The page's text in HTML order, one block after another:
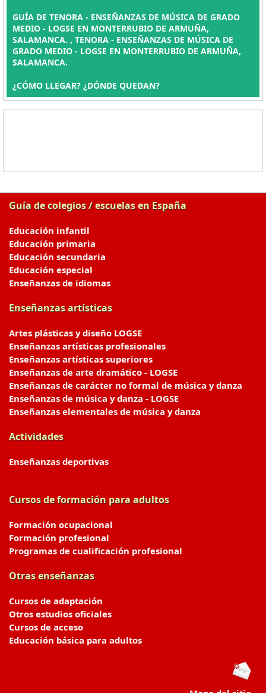
GUÍA DE TENORA - ENSEÑANZAS DE MÚSICA DE GRADO
MEDIO - LOGSE EN MONTERRUBIO DE ARMUÑA,
SALAMANCA. , TENORA - ENSEÑANZAS DE MÚSICA DE
GRADO MEDIO - LOGSE EN MONTERRUBIO DE ARMUÑA,
SALAMANCA.
¿CÓMO LLEGAR? ¿DÓNDE QUEDAN?
Guía de colegios / escuelas en España
Educación infantil
Educación primaria
Educación secundaria
Educación especial
Enseñanzas de idiomas
Enseñanzas artísticas
Artes plásticas y diseño LOGSE
Enseñanzas artísticas profesionales
Enseñanzas artísticas superiores
Enseñanzas de arte dramático - LOGSE
Enseñanzas de carácter no formal de música y danza
Enseñanzas de música y danza - LOGSE
Enseñanzas elementales de música y danza
Actividades
Enseñanzas deportivas
Cursos de formación para adultos
Formación ocupacional
Formación profesional
Programas de cualificación profesional
Otras enseñanzas
Cursos de adaptación
Otros estudios oficiales
Cursos de acceso
Educación básica para adultos